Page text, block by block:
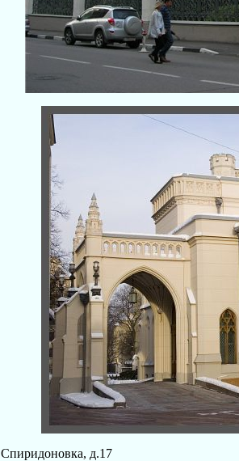
Спиридоновка, д.17